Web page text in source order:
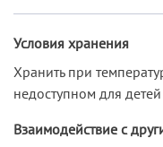
Условия хранения
Хранить при
недоступном для детей
Взаимодействие с